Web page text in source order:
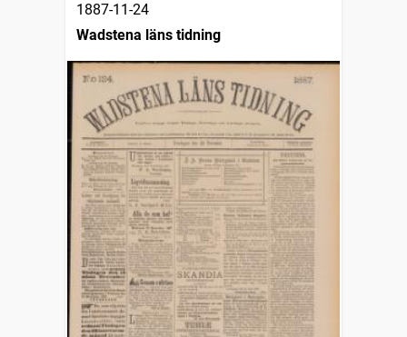
1887-11-24
Wadstena läns tidning